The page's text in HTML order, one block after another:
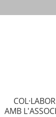
AMB